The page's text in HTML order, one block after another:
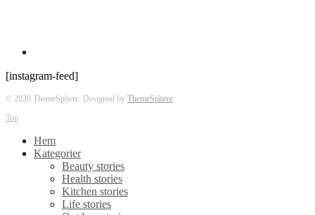
[instagram-feed]
© 2020 ThemeSphere. Designed by ThemeSphere
Top
Hem
Kategorier
Beauty stories
Health stories
Kitchen stories
Life stories